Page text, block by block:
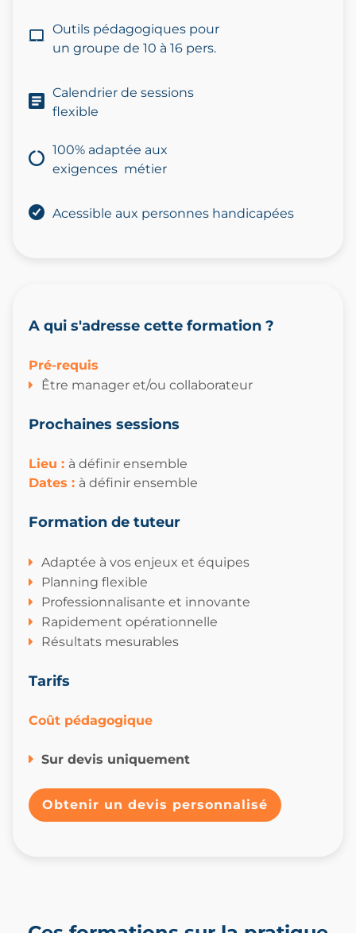
Outils pédagogiques pour
un groupe de 10 à 16 pers.
Calendrier de sessions
flexible
100% adaptée aux
exigences métier
Acessible aux personnes handicapées
A qui s'adresse cette formation ?
Pré-requis
Être manager et/ou collaborateur
Prochaines sessions
Lieu : à définir ensemble
Dates : à définir ensemble
Formation de tuteur
Adaptée à vos enjeux et équipes
Planning flexible
Professionnalisante et innovante
Rapidement opérationnelle
Résultats mesurables
Tarifs
Coût pédagogique
Sur devis uniquement
Obtenir un devis personnalisé